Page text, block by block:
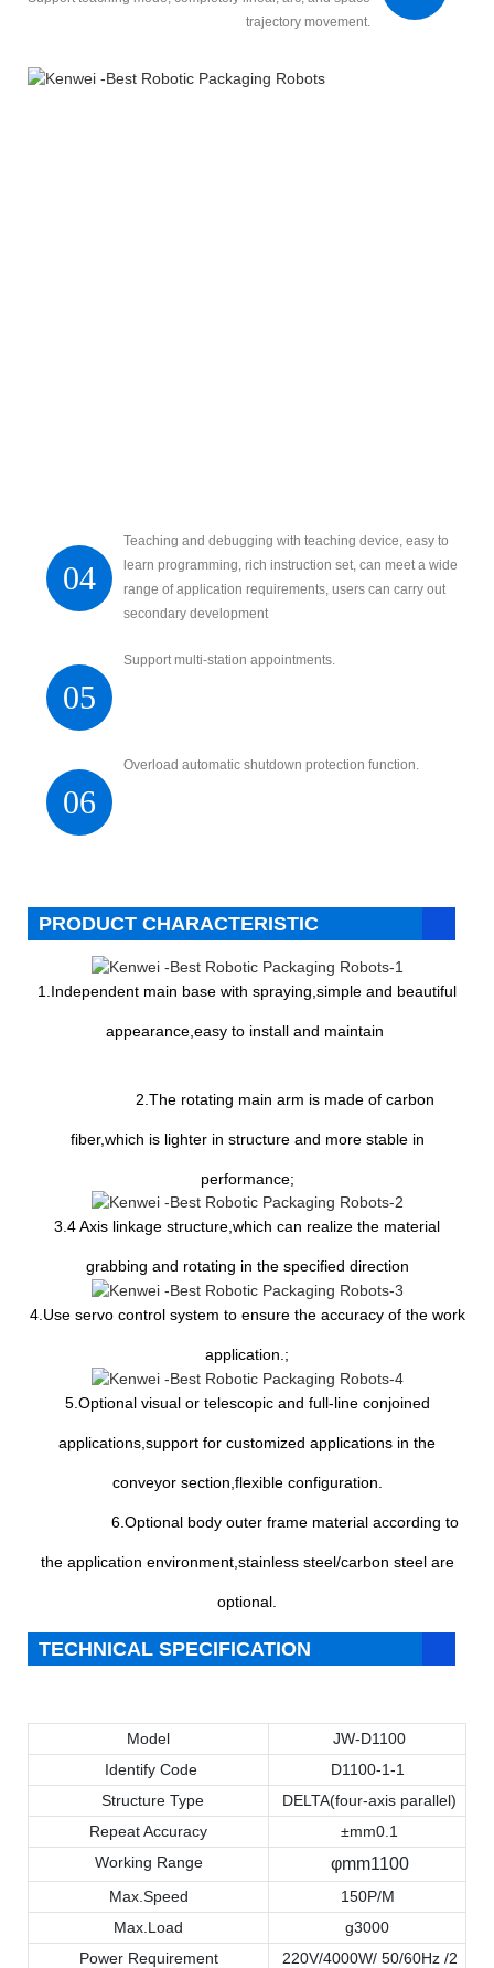
trajectory movement.
04
Teaching and debugging with teaching device, easy to
learn programming, rich instruction set, can meet a wide
range of application requirements, users can carry out
secondary development
05
Support multi-station appointments.
06
Overload automatic shutdown protection function.
PRODUCT CHARACTERISTIC
1.Independent main base with spraying,simple and beautiful
appearance,easy to install and maintain
2.The rotating main arm is made of carbon
fiber,which is lighter in structure and more stable in
performance;
3.4 Axis linkage structure,which can realize the material
grabbing and rotating in the specified direction
4.Use servo control system to ensure the accuracy of the work
application.;
5.Optional visual or telescopic and full-line conjoined
applications,support for customized applications in the
conveyor section,flexible configuration.
6.Optional body outer frame material according to
the application environment,stainless steel/carbon steel are
optional.
TECHNICAL SPECIFICATION
Model
JW-D1100
Identify Code
D1100-1-1
Structure Type
DELTA(four-axis parallel)
Repeat Accuracy
±mm0.1
Working Range
φmm1100
Max.Speed
150P/M
Max.Load
g3000
Power Requirement
220V/4000W/ 50/60Hz /2